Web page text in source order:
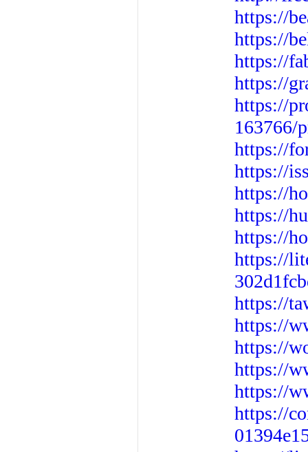
https://
https://
https://
https://
https://
163766/
https://
https://
https://
https://
https://
https://
https://
https://
https://
https://
https://
https://